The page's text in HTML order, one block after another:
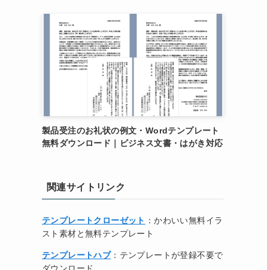
製品受注のお礼状の例文・Wordテンプレート
無料ダウンロード｜ビジネス文書・はがき対応
関連サイトリンク
テンプレートクローゼット ：かわいい無料イラ
スト素材と無料テンプレート
テンプレートハブ：テンプレートが登録不要で